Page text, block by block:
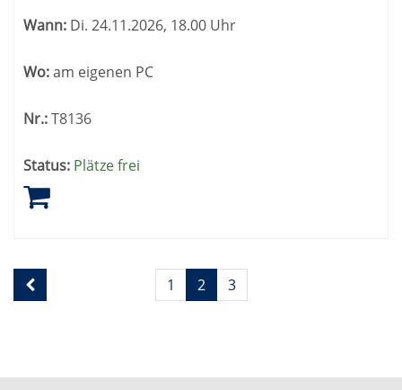
Wann: Di. 24.11.2026, 18.00 Uhr
Wo:am eigenen PC
Nr.:T8136
Status: Plätze frei
Seite
2
Seiten
blättern
1 2 3